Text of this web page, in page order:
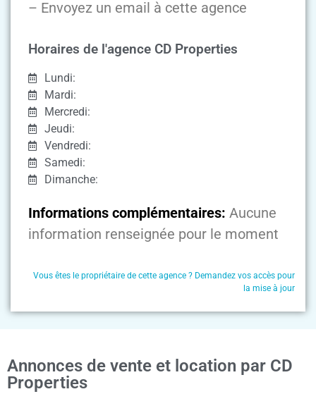
– Envoyez un email à cette agence
Horaires de l'agence CD Properties
Lundi:
Mardi:
Mercredi:
Jeudi:
Vendredi:
Samedi:
Dimanche:
Informations complémentaires: Aucune
information renseignée pour le moment
Vous êtes le propriétaire de cette agence ? Demandez vos accès pour
la mise à jour
Annonces de vente et location par CD
Properties